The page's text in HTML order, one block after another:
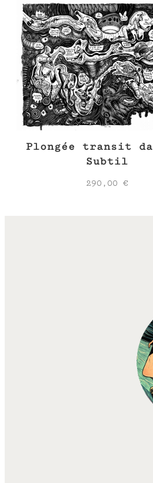
Plongée transit
Subtil
290,00€